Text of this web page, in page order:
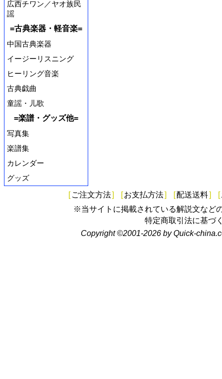
広西チワン／ヤオ族民
謡
=古典楽器・軽音楽=
中国古典楽器
イージーリスニング
ヒーリング音楽
古典戯曲
童謡・儿歌
=楽譜・グッズ他=
写真集
楽譜集
カレンダー
グッズ
[ ご注文方法] [お支払方法] [配送送料] [
※当サイトに掲載されている解説文など
特定商取引法に基づ
Copyright ©2001-2026 by Quick-